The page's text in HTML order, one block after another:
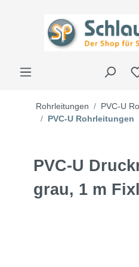
Rohrleitungen
PVC-U
PVC-U Rohrleitungen
PVC-U
grau, 1 m